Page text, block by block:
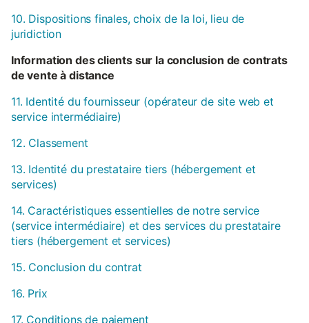
10. Dispositions finales, choix de la loi, lieu de
juridiction
Information des clients sur la conclusion de contrats
de vente à distance
11. Identité du fournisseur (opérateur de site web et
service intermédiaire)
12. Classement
13. Identité du prestataire tiers (hébergement et
services)
14. Caractéristiques essentielles de notre service
(service intermédiaire) et des services du prestataire
tiers (hébergement et services)
15. Conclusion du contrat
16. Prix
17. Conditions de paiement